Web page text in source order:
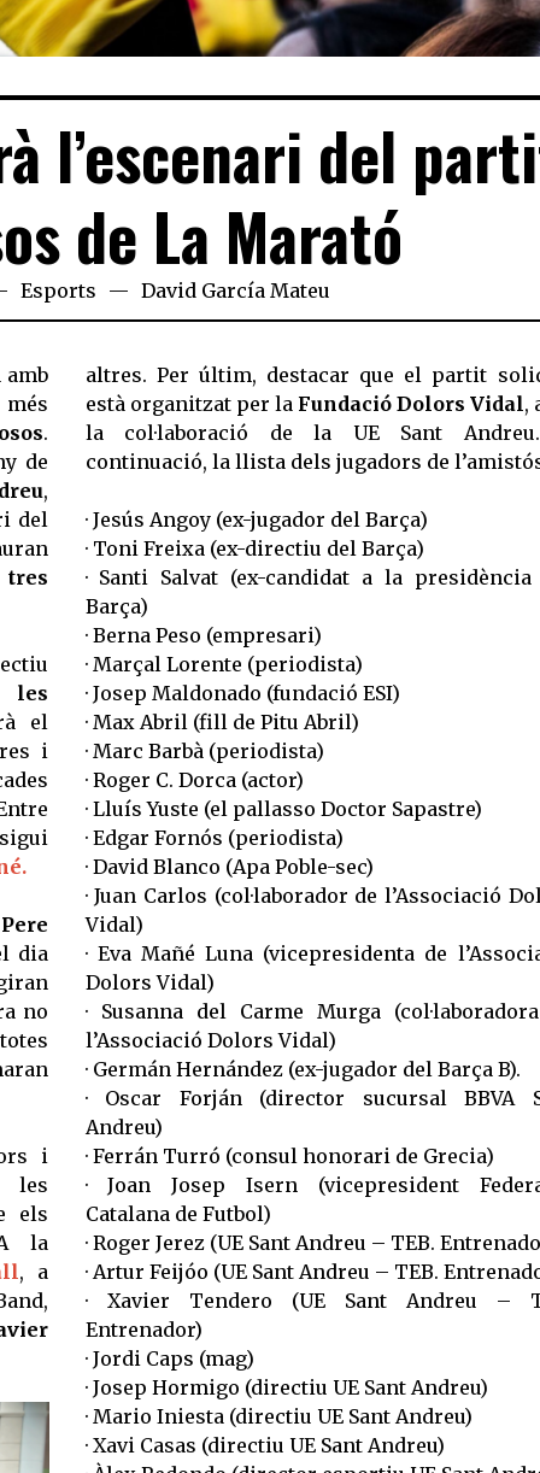
l’escenari del
de La Marató
Esports David García Mateu
amb
.
de
,
del
tres
les
el
i
Pere
dia
no
i
les
els
la
, a
altres. Per últim, destacar que el partit
està organitzat per la Fundació Dolors Vidal,
la col·laboració de la UE Sant
continuació, la llista dels jugadors de
· Jesús Angoy (ex-jugador del Barça)
· Toni Freixa (ex-directiu del Barça)
· Santi Salvat (ex-candidat a la
Barça)
· Berna Peso (empresari)
· Marçal Lorente (periodista)
· Josep Maldonado (fundació ESI)
· Max Abril (fill de Pitu Abril)
· Marc Barbà (periodista)
· Roger C. Dorca (actor)
· Lluís Yuste (el pallasso Doctor Sapastre)
· Edgar Fornós (periodista)
· David Blanco (Apa Poble-sec)
· Juan Carlos (col·laborador de l’Associació
Vidal)
· Eva Mañé Luna (vicepresidenta de
Dolors Vidal)
· Susanna del Carme Murga
l’Associació Dolors Vidal)
· Germán Hernández (ex-jugador del Barça B).
· Oscar Forján (director sucursal BBVA
Andreu)
· Ferrán Turró (consul honorari de Grecia)
· Joan Josep Isern (vicepresident
Catalana de Futbol)
· Roger Jerez (UE Sant Andreu – TEB.
· Artur Feijóo (UE Sant Andreu – TEB.
· Xavier Tendero (UE Sant Andreu –
Entrenador)
· Jordi Caps (mag)
· Josep Hormigo (directiu UE Sant Andreu)
· Mario Iniesta (directiu UE Sant Andreu)
· Xavi Casas (directiu UE Sant Andreu)